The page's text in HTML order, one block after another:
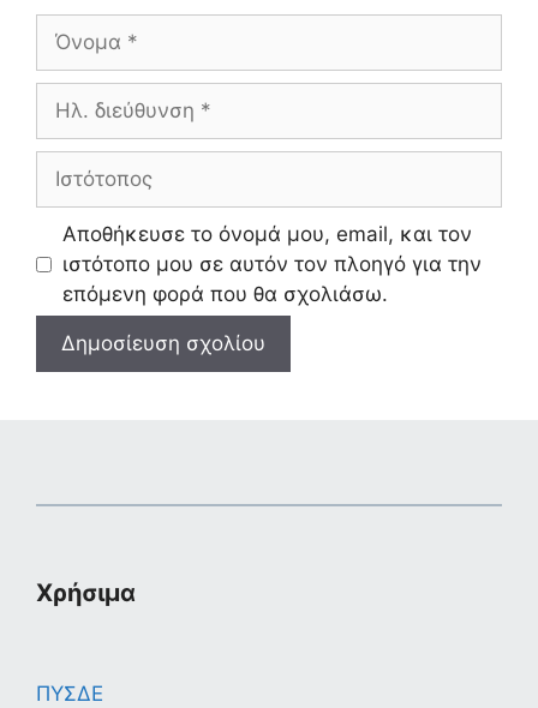
Όνομα
Ηλ.
Ιστότοπος
Αποθήκευσε το όνομά μου, email, και τον
ιστότοπο μου σε αυτόν τον πλοηγό για την
επόμενη φορά που θα σχολιάσω.
Χρήσιμα
ΠΥΣΔΕ